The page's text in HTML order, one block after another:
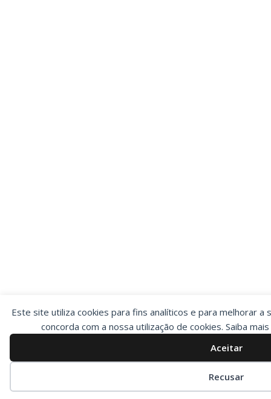
Este site utiliza cookies para fins analíticos e para melhorar a
concorda com a nossa utilização de cookies. Saiba
Aceitar
Recusar